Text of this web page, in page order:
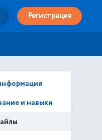
Регистрация
и навыки